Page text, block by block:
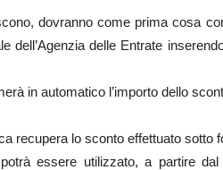
dovranno come prima cosa
dell’Agenzia delle Entrate
in automatico l’importo dello
recupera lo sconto effettuato sotto
essere utilizzato, a partire